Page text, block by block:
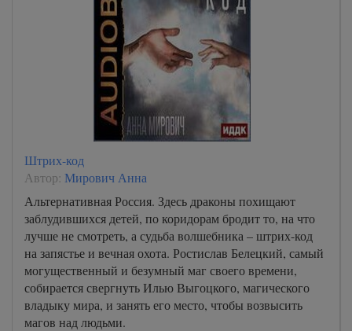
Штрих-код
Автор: Мирович Анна
Альтернативная Россия. Здесь драконы похищают
заблудившихся детей, по коридорам бродит то, на что
лучше не смотреть, а судьба волшебника – штрих-код
на запястье и вечная охота. Ростислав Белецкий, самый
могущественный и безумный маг своего времени,
собирается свергнуть Илью Выгоцкого, магического
владыку мира, и занять его место, чтобы возвысить
магов над людьми.